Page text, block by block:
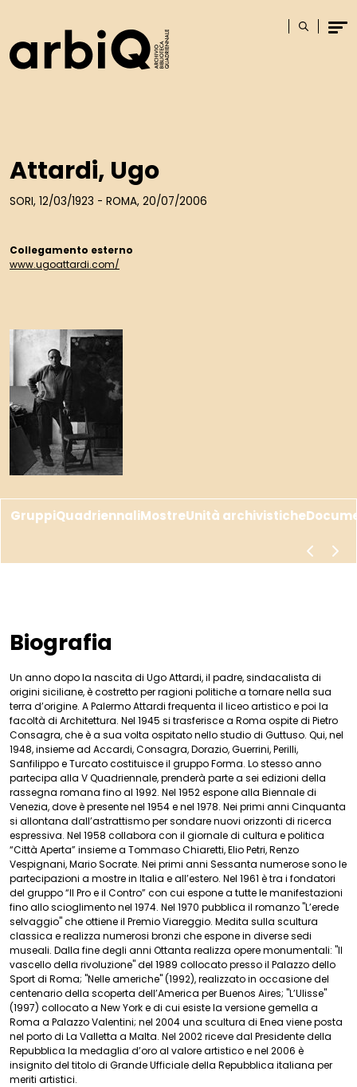
Cerca
Attardi, Ugo
SORI, 12/03/1923 - ROMA, 20/07/2006
Collegamento esterno
www.ugoattardi.com/
GruppiQuadriennaliMostreUnità archivistiche
scorri a
Biografia
Un anno dopo la nascita di Ugo Attardi, il padre, sindacalista di
origini siciliane, è costretto per ragioni politiche a tornare nella sua
terra d’origine. A Palermo Attardi frequenta il liceo artistico e poi la
facoltà di Architettura. Nel 1945 si trasferisce a Roma ospite di Pietro
Consagra, che è a sua volta ospitato nello studio di Guttuso. Qui, nel
1948, insieme ad Accardi, Consagra, Dorazio, Guerrini, Perilli,
Sanfilippo e Turcato costituisce il gruppo Forma. Lo stesso anno
partecipa alla V Quadriennale, prenderà parte a sei edizioni della
rassegna romana fino al 1992. Nel 1952 espone alla Biennale di
Venezia, dove è presente nel 1954 e nel 1978. Nei primi anni Cinquanta
si allontana dall’astrattismo per sondare nuovi orizzonti di ricerca
espressiva. Nel 1958 collabora con il giornale di cultura e politica
“Città Aperta” insieme a Tommaso Chiaretti, Elio Petri, Renzo
Vespignani, Mario Socrate. Nei primi anni Sessanta numerose sono le
partecipazioni a mostre in Italia e all’estero. Nel 1961 è tra i fondatori
del gruppo “Il Pro e il Contro” con cui espone a tutte le manifestazioni
fino allo scioglimento nel 1974. Nel 1970 pubblica il romanzo "L’erede
selvaggio" che ottiene il Premio Viareggio. Medita sulla scultura
classica e realizza numerosi bronzi che espone in diverse sedi
museali. Dalla fine degli anni Ottanta realizza opere monumentali: "Il
vascello della rivoluzione" del 1989 collocato presso il Palazzo dello
Sport di Roma; "Nelle americhe" (1992), realizzato in occasione del
centenario della scoperta dell’America per Buenos Aires; "L’Ulisse"
(1997) collocato a New York e di cui esiste la versione gemella a
Roma a Palazzo Valentini; nel 2004 una scultura di Enea viene posta
nel porto di La Valletta a Malta. Nel 2002 riceve dal Presidente della
Repubblica la medaglia d’oro al valore artistico e nel 2006 è
insignito del titolo di Grande Ufficiale della Repubblica italiana per
meriti artistici.